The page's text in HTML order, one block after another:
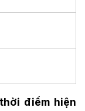
điểm hiện